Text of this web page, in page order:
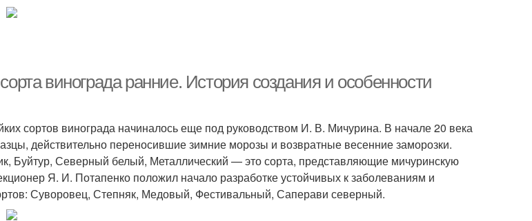
винограда ранние. История создания и особенности
сортов винограда начиналось еще под руководством И. В. Мичурина. В начале 20 века
действительно переносившие зимние морозы и возвратные весенние заморозки.
Буйтур, Северный белый, Металлический — это сорта, представляющие мичуринскую
Я. И. Потапенко положил начало разработке устойчивых к заболеваниям и
Суворовец, Степняк, Медовый, Фестивальный, Саперави северный.